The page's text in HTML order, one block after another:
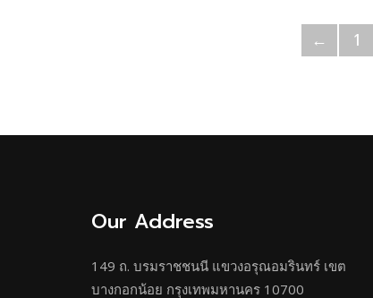
← 1
Our Address
149 ถ. บรมราชชนนี แขวงอรุณอมรินทร์ เขต
บางกอกน้อย กรุงเทพมหานคร 10700